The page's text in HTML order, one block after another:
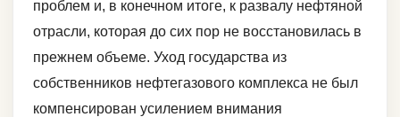
проблем и, в конечном итоге, к развалу нефтяной
отрасли, которая до сих пор не восстановилась в
прежнем объеме. Уход государства из
собственников нефтегазового комплекса не был
компенсирован усилением внимания